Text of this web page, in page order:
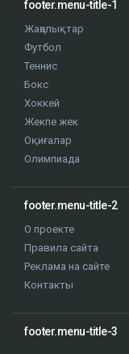
footer.menu-title-1
Жаңалықтар
Футбол
Теннис
Бокс
Хоккей
Жекпе жек
Оқиғалар
Олимпиада
footer.menu-title-2
О проекте
Правила сайта
Реклама на сайте
Контакты
footer.menu-title-3